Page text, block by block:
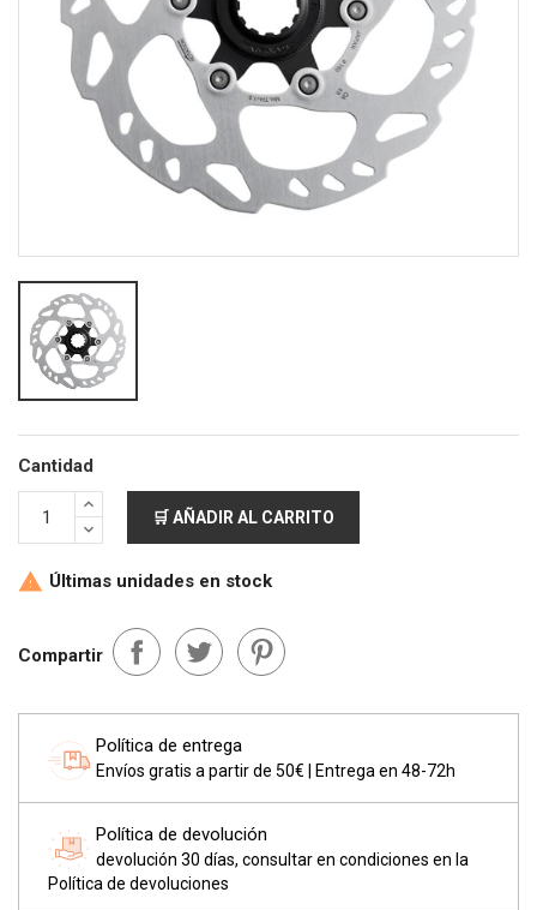
Cantidad
🛒 AÑADIR AL CARRITO
 Últimas unidades en stock
Compartir
Política de entrega
Envíos gratis a partir de 50€ | Entrega en 48-72h
Política de devolución
devolución 30 días, consultar en condiciones en la
Política de devoluciones